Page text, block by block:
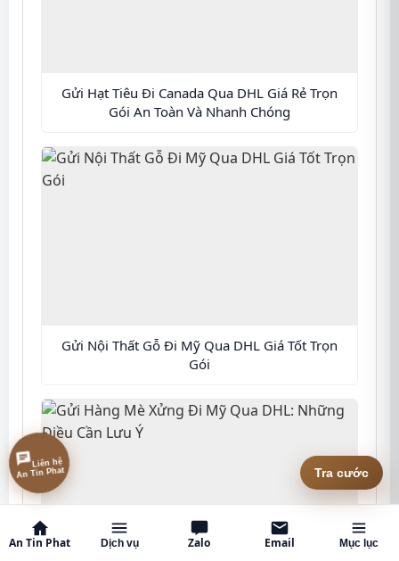
Gửi Hạt Tiêu Đi Canada Qua DHL Giá Rẻ Trọn
Gói An Toàn Và Nhanh Chóng
Gửi Nội Thất Gỗ Đi Mỹ Qua DHL Giá Tốt Trọn
Gói
An Tin Phat Dịch vụ Zalo Email Mục lục
Tra cước
Liên hệ
An Tin Phat